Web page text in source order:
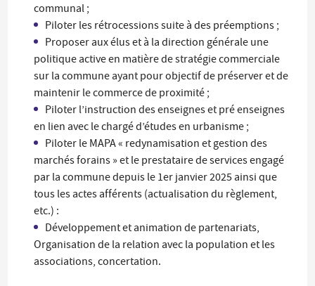
communal ;
Piloter les rétrocessions suite à des préemptions ;
Proposer aux élus et à la direction générale une
politique active en matière de stratégie commerciale
sur la commune ayant pour objectif de préserver et de
maintenir le commerce de proximité ;
Piloter l’instruction des enseignes et pré enseignes
en lien avec le chargé d’études en urbanisme ;
Piloter le MAPA « redynamisation et gestion des
marchés forains » et le prestataire de services engagé
par la commune depuis le 1er janvier 2025 ainsi que
tous les actes afférents (actualisation du règlement,
etc.) :
Développement et animation de partenariats,
Organisation de la relation avec la population et les
associations, concertation.